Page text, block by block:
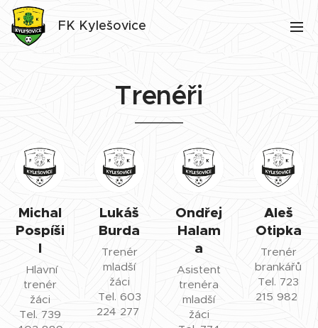
FK Kylešovice
Trenéři
Michal
Pospíši
l
Hlavní
trenér
žáci
Tel. 739
Lukáš
Burda
Trenér
mladší
žáci
Tel. 603
224 277
Ondřej
Halam
a
Asistent
trenéra
mladší
žáci
Aleš
Otipka
Trenér
brankářů
Tel. 723
215 982